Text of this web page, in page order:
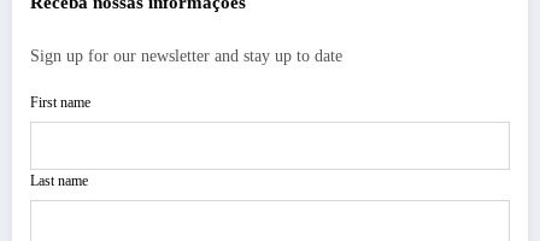
Sign up for our newsletter and stay up to date
First name
Last name